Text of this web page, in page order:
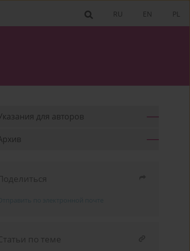
PL
EN
RU
для aвторов
по теме